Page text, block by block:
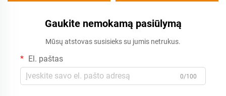
nešiojami dvigubo sienelės
su nesunkiu dangteliu
šiaudeliu, nerūdijančio plieno
karštam ir šaltam
Gaukite nemokamą pasiūlymą
Mūsų atstovas susisieks su jumis netrukus.
El. paštas
0/100